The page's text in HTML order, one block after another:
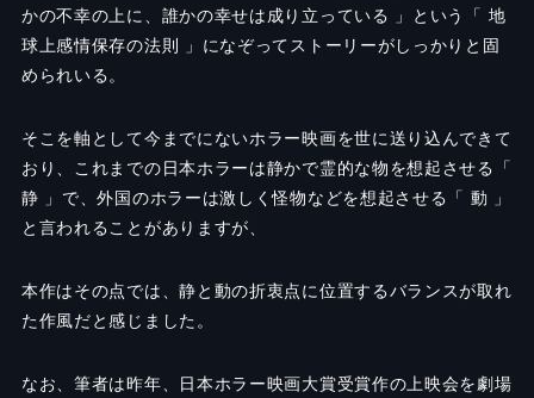
かの不幸の上に、誰かの幸せは成り立っている 」という「 地
球上感情保存の法則 」になぞってストーリーがしっかりと固
められいる。
そこを軸として今までにないホラー映画を世に送り込んできて
おり、これまでの日本ホラーは静かで霊的な物を想起させる「
静 」で、外国のホラーは激しく怪物などを想起させる「 動 」
と言われることがありますが、
本作はその点では、静と動の折衷点に位置するバランスが取れ
た作風だと感じました。
なお、筆者は昨年、日本ホラー映画大賞受賞作の上映会を劇場